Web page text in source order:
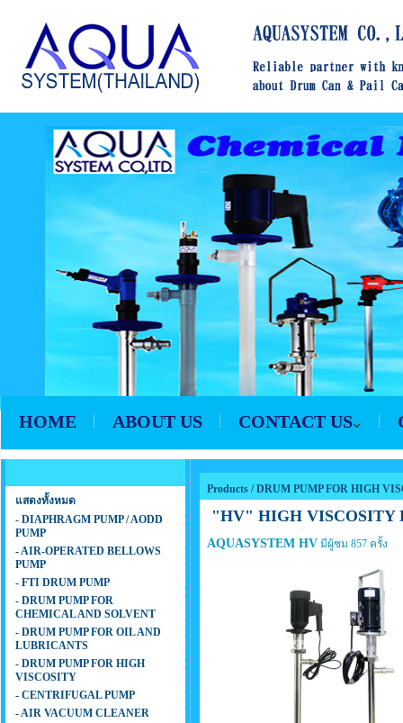
HOME ABOUT US CONTACT US
แสดงทั้งหมด
- DIAPHRAGM PUMP / AODD
PUMP
- AIR-OPERATED BELLOWS
PUMP
- FTI DRUM PUMP
- DRUM PUMP FOR
CHEMICAL AND SOLVENT
- DRUM PUMP FOR OIL AND
LUBRICANTS
- DRUM PUMP FOR HIGH
VISCOSITY
- CENTRIFUGAL PUMP
- AIR VACUUM CLEANER
Products /DRUM PUMP FOR HIGH
"HV" HIGH VISCOSITY
AQUASYSTEM HV มีผู้ชม 857 ครั้ง